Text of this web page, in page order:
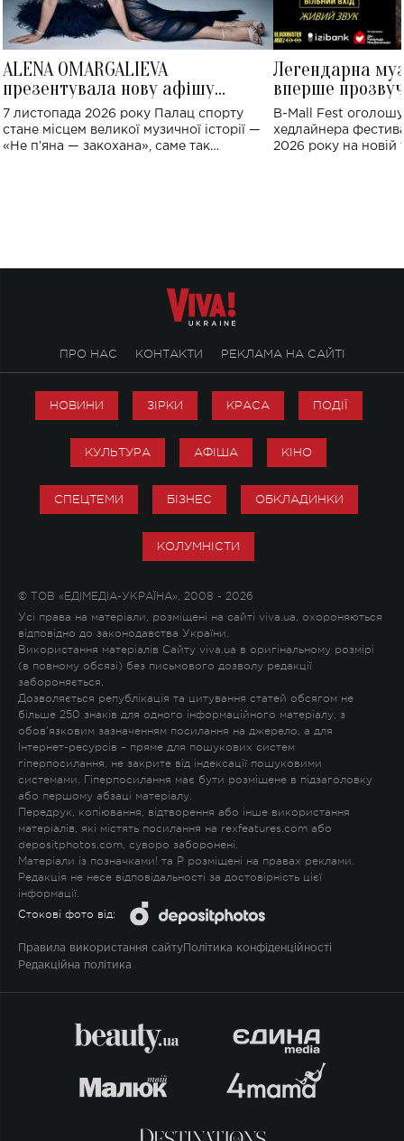
ALENA OMARGALIEVA
презентувала нову афішу
великого концерту в Палаці
спорту
7 листопада 2026 року Палац спорту
стане місцем великої музичної історії —
«Не пʼяна — закохана», саме так
Легендарна
вперше
Україні: де
B-Mall Fest
хедлайнера
2026 року на новій
ПРО НАС КОНТАКТИ РЕКЛАМА НА САЙТІ
НОВИНИ ЗІРКИ КРАСА ПОДІЇ
КУЛЬТУРА АФІША КІНО
СПЕЦТЕМИ БІЗНЕС ОБКЛАДИНКИ
КОЛУМНІСТИ
© ТОВ «ЕДІМЕДІА-УКРАЇНА», 2008 - 2026
Усі права на матеріали, розміщені на сайті viva.ua, охороняються
відповідно до законодавства України.
Використання матеріалів Сайту viva.ua в оригінальному розмірі
(в повному обсязі) без письмового дозволу редакції
забороняється.
Дозволяється републікація та цитування статей обсягом не
більше 250 знаків для одного інформаційного матеріалу, з
обов'язковим зазначенням посилання на джерело, а для
Інтернет-ресурсів – пряме для пошукових систем
гіперпосилання, не закрите від індексації пошуковими
системами. Гіперпосилання має бути розміщене в підзаголовку
або першому абзаці матеріалу.
Передрук, копіювання, відтворення або інше використання
матеріалів, які містять посилання на rexfeatures.com або
depositphotos.com, суворо заборонені.
Матеріали із позначками! та P розміщені на правах реклами.
Редакція не несе відповідальності за достовірність цієї
інформації.
Стокові фото від:
Правила використання сайту Політика конфіденційності
Редакційна політика